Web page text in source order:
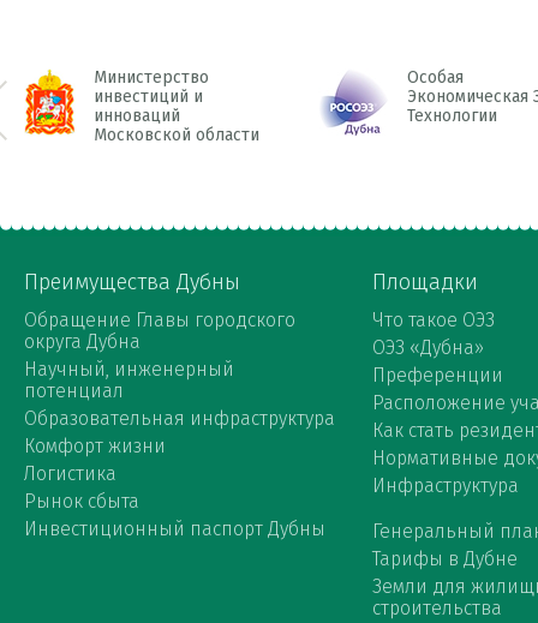
Министерство
инвестиций и
инноваций
Московской области
Особая
Экономическая
Технологии
Преимущества Дубны
Обращение Главы городского
округа Дубна
Научный, инженерный
потенциал
Образовательная инфраструктура
Комфорт жизни
Логистика
Рынок сбыта
Инвестиционный паспорт Дубны
Площадки
Что такое ОЭЗ
ОЭЗ «Дубна»
Преференции
Расположение
Как стать
Нормативные
Инфраструктура
Генеральный
Тарифы в Дубне
Земли для
строительства